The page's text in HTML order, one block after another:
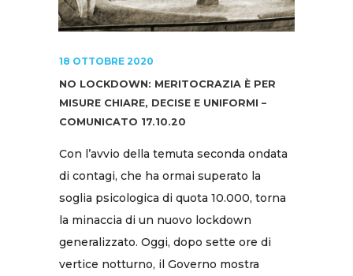
18 OTTOBRE 2020
NO LOCKDOWN: MERITOCRAZIA È PER
MISURE CHIARE, DECISE E UNIFORMI –
COMUNICATO 17.10.20
Con l’avvio della temuta seconda ondata
di contagi, che ha ormai superato la
soglia psicologica di quota 10.000, torna
la minaccia di un nuovo lockdown
generalizzato. Oggi, dopo sette ore di
vertice notturno, il Governo mostra